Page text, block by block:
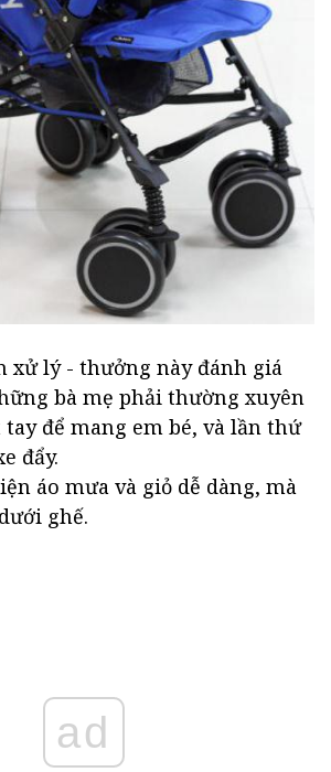
xử lý - thưởng này đánh giá
bà mẹ phải thường xuyên
để mang em bé, và lần thứ
đẩy.
áo mưa và giỏ dễ dàng, mà
ghế.
ad